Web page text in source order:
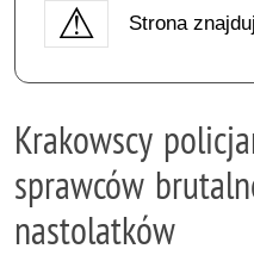
Strona
Krakowscy
sprawców
nastolatków